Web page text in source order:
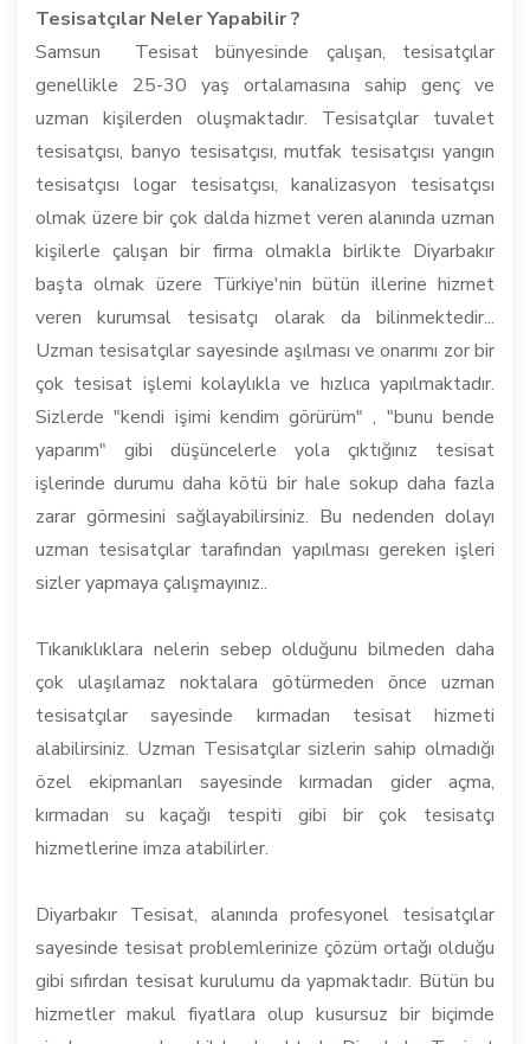
Tesisatçılar Neler Yapabilir ?
Samsun Tesisat bünyesinde çalışan, tesisatçılar
genellikle 25-30 yaş ortalamasına sahip genç ve
uzman kişilerden oluşmaktadır. Tesisatçılar tuvalet
tesisatçısı, banyo tesisatçısı, mutfak tesisatçısı yangın
tesisatçısı logar tesisatçısı, kanalizasyon tesisatçısı
olmak üzere bir çok dalda hizmet veren alanında uzman
kişilerle çalışan bir firma olmakla birlikte Diyarbakır
başta olmak üzere Türkiye'nin bütün illerine hizmet
veren kurumsal tesisatçı olarak da bilinmektedir...
Uzman tesisatçılar sayesinde aşılması ve onarımı zor bir
çok tesisat işlemi kolaylıkla ve hızlıca yapılmaktadır.
Sizlerde "kendi işimi kendim görürüm" , "bunu bende
yaparım" gibi düşüncelerle yola çıktığınız tesisat
işlerinde durumu daha kötü bir hale sokup daha fazla
zarar görmesini sağlayabilirsiniz. Bu nedenden dolayı
uzman tesisatçılar tarafından yapılması gereken işleri
sizler yapmaya çalışmayınız..
Tıkanıklıklara nelerin sebep olduğunu bilmeden daha
çok ulaşılamaz noktalara götürmeden önce uzman
tesisatçılar sayesinde kırmadan tesisat hizmeti
alabilirsiniz. Uzman Tesisatçılar sizlerin sahip olmadığı
özel ekipmanları sayesinde kırmadan gider açma,
kırmadan su kaçağı tespiti gibi bir çok tesisatçı
hizmetlerine imza atabilirler.
Diyarbakır Tesisat, alanında profesyonel tesisatçılar
sayesinde tesisat problemlerinize çözüm ortağı olduğu
gibi sıfırdan tesisat kurulumu da yapmaktadır. Bütün bu
hizmetler makul fiyatlara olup kusursuz bir biçimde